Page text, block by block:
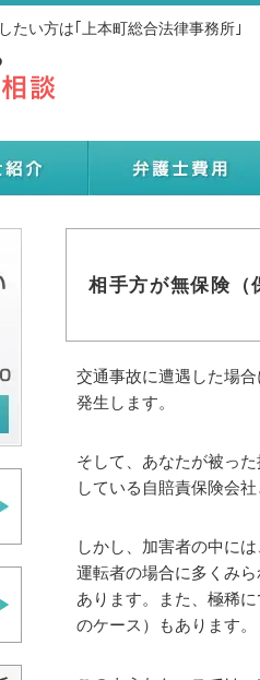
たい方は｢上本町総合法律事務所｣
相手方が無保険（
交通事故に遭遇した場
発生します。
そして、あなたが被っ
している自賠責保険会社
しかし、加害者の中に
運転者の場合に多くみ
あります。また、極稀
のケース）もあります。